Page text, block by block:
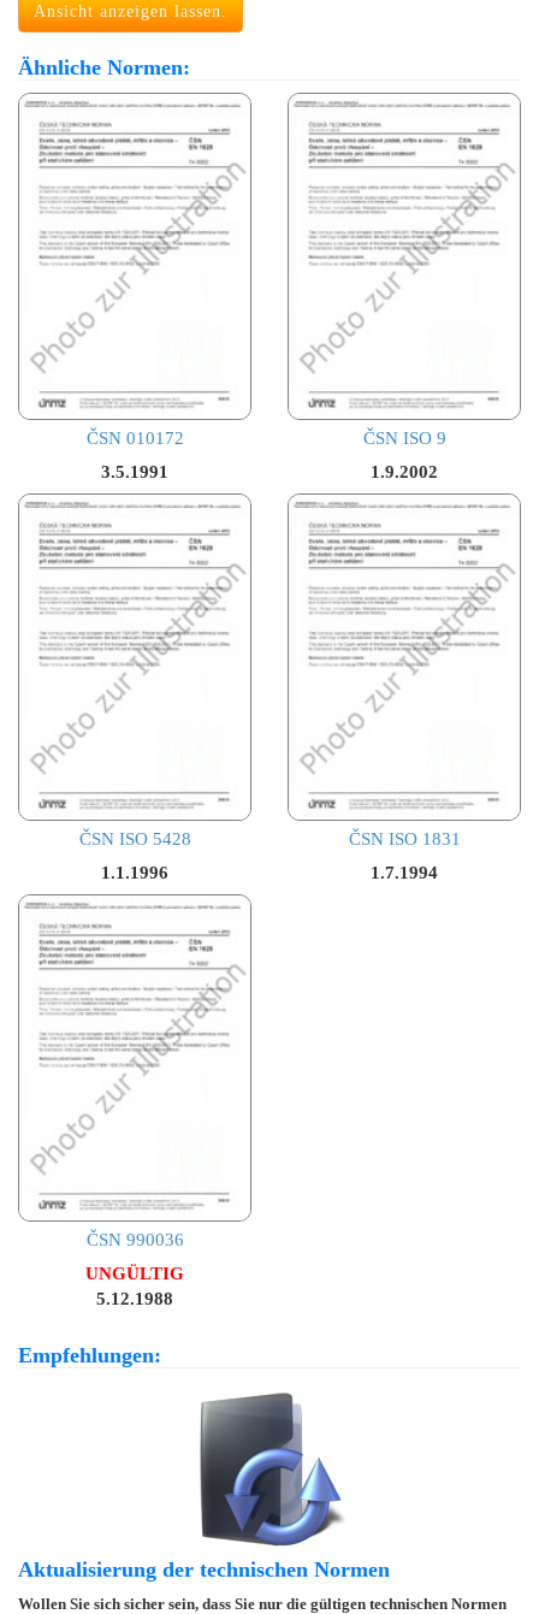
Ansicht anzeigen lassen.
Ähnliche Normen:
ČSN 010172
3.5.1991
ČSN ISO 9
1.9.2002
ČSN ISO 5428
1.1.1996
ČSN ISO 1831
1.7.1994
ČSN 990036
UNGÜLTIG
5.12.1988
Empfehlungen:
Aktualisierung der technischen Normen
Wollen Sie sich sicher sein, dass Sie nur die gültigen technischen Normen